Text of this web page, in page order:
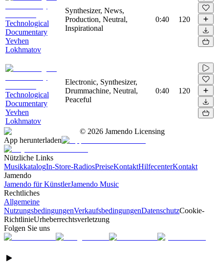
Technological
Documentary
Yevhen
Lokhmatov
Synthesizer, News,
Production, Neutral,
Inspirational
0:40 120
Technological
Documentary
Yevhen
Lokhmatov
Electronic, Synthesizer,
Drummachine, Neutral,
Peaceful
0:40 120
© 2026 Jamendo Licensing
App herunterladen
Nützliche Links
MusikkatalogIn-Store-RadiosPreiseKontaktHilfecenterKontakt
Jamendo
Jamendo für KünstlerJamendo Music
Rechtliches
Allgemeine
NutzungsbedingungenVerkaufsbedingungenDatenschutzCookie-
RichtlinieUrheberrechtsverletzung
Folgen Sie uns